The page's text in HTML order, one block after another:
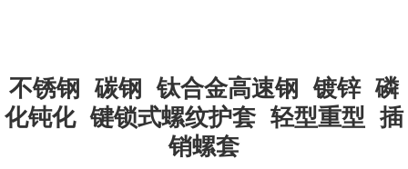
不锈钢 碳钢 钛合金高速钢 镀锌 磷
化钝化 键锁式螺纹护套 轻型重型 插
销螺套